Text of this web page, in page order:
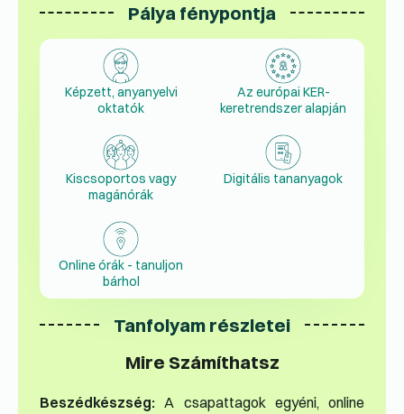
Pálya fénypontja
Képzett, anyanyelvi
oktatók
Az európai KER-
keretrendszer alapján
Kiscsoportos vagy
magánórák
Digitális tananyagok
Online órák - tanuljon
bárhol
Tanfolyam részletei
Mire Számíthatsz
Beszédkészség: A csapattagok egyéni, online